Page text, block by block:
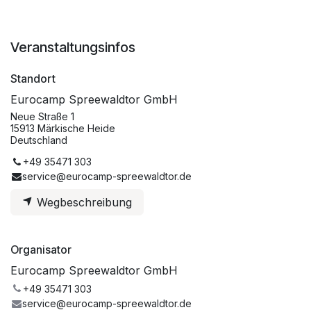
Veranstaltungsinfos
Standort
Eurocamp Spreewaldtor GmbH
Neue Straße 1
15913 Märkische Heide
Deutschland
+49 35471 303
service@eurocamp-spreewaldtor.de
Wegbeschreibung
Organisator
Eurocamp Spreewaldtor GmbH
+49 35471 303
service@eurocamp-spreewaldtor.de